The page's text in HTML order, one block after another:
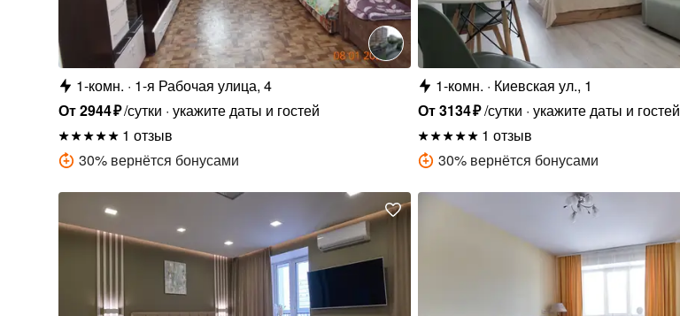
1-комн.
1-я Рабочая улица, 4
От2944₽/сутки укажите даты и гостей
1 отзыв
30% вернётся бонусами
1-комн.
Киевская ул., 1
От3134₽/сутки укажите даты и гостей
1 отзыв
30% вернётся бонусами